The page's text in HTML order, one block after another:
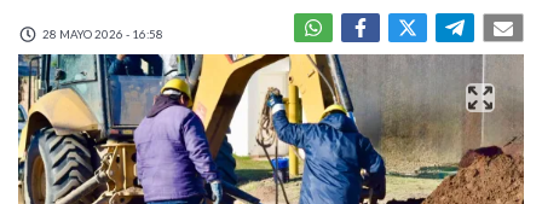
28 MAYO 2026 - 16:58